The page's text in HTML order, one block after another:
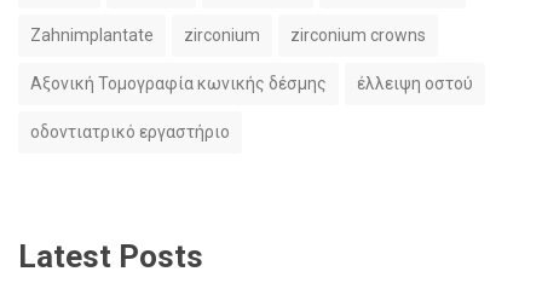
Zahnimplantate zirconium zirconium crowns
Αξονική Τομογραφία κωνικής δέσμης έλλειψη οστού
οδοντιατρικό εργαστήριο
Latest Posts